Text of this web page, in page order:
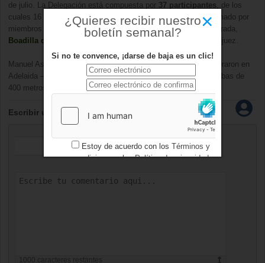
de julio. La Delegación está compuesta por 37 participantes, de los
cuales 16 son policías y el resto bomberos. El grupo está formado por
miembros procedentes de San Fernando de Henares, Fuenlabrada,
Boadilla del Monte
, Madrid, Colmenar Viejo, Móstoles y Aranjuez.
Manuel Asenjo ya participó en estos juegos en2007. Se celebraron en
Adelaida –
-. Logró tres medallas de plata en las pruebas de
400 metros lisos, 400 metros vallas y 800 metros lisos.
Escribir un comentario
caracteres restantes
×
¿Quieres recibir nuestro
boletín semanal?
Si no te convence, ¡darse de baja es un clic!
Estoy de acuerdo con los Términos y
condicionesy losPolítica de privacidad